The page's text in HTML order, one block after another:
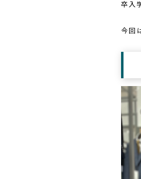
卒入
今回